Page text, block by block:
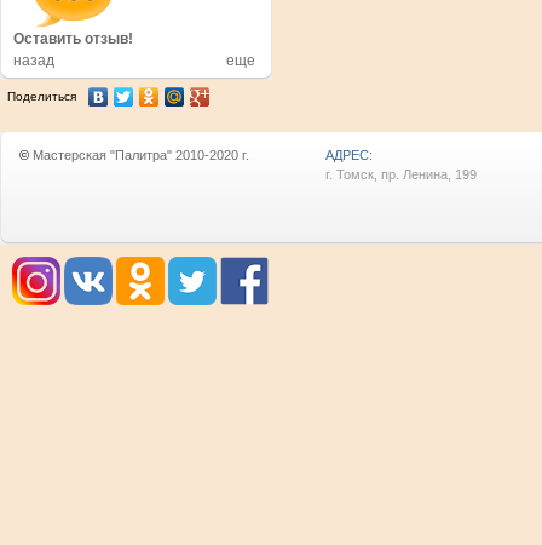
Оставить отзыв!
назад
еще
Поделиться
© Мастерская "Палитра" 2010-2020 г.
АДРЕС:
г. Томск, пр. Ленина, 199